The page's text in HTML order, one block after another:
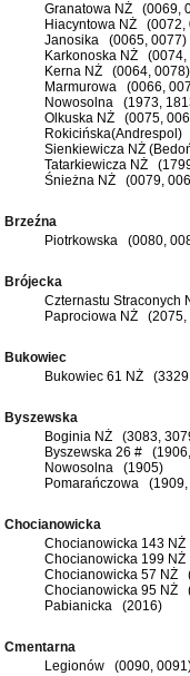
Granatowa NŻ (0069,
Hiacyntowa NŻ (0072,
Janosika (0065, 0077)
Karkonoska NŻ (0074,
Kerna NŻ (0064, 0078)
Marmurowa (0066,
Nowosolna (1973,
Olkuska NŻ (0075,
Sienkiewicza NŻ
Tatarkiewicza NŻ
Śnieżna NŻ (0079,
Brzeźna
Piotrkowska (0080,
Brójecka
Czternastu Straconych
Paprociowa NŻ (2075,
Bukowiec
Bukowiec 61 NŻ
Byszewska
Boginia NŻ (3083,
Byszewska 26 #
Nowosolna (1905)
Pomarańczowa (1909,
Chocianowicka
Chocianowicka 143
Chocianowicka 199
Chocianowicka 57 NŻ
Chocianowicka 95 NŻ
Pabianicka (2016)
Cmentarna
Legionów (0090,